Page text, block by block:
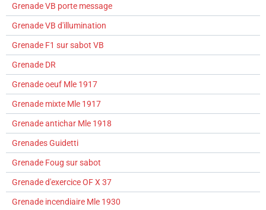
Grenade VB porte message
Grenade VB d'illumination
Grenade F1 sur sabot VB
Grenade DR
Grenade oeuf Mle 1917
Grenade mixte Mle 1917
Grenade antichar Mle 1918
Grenades Guidetti
Grenade Foug sur sabot
Grenade d'exercice OF X 37
Grenade incendiaire Mle 1930